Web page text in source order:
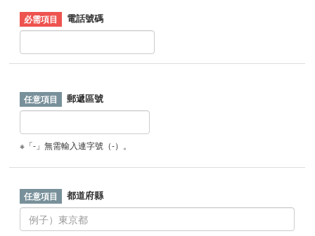
電話號碼
郵遞區號
※「-」無需輸入連字號（-）。
都道府縣